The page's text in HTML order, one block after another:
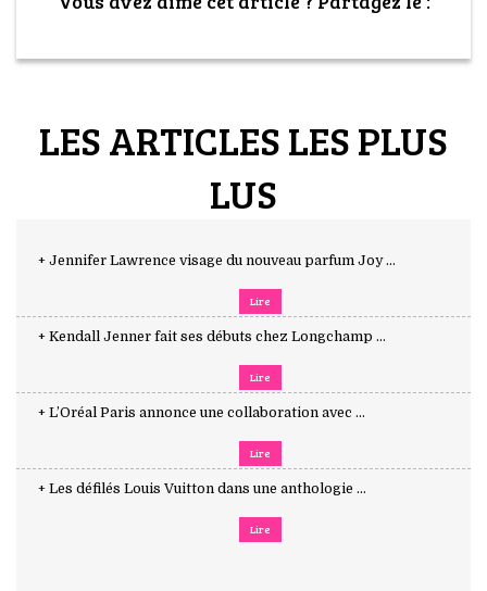
LES ARTICLES LES PLUS
LUS
+ Jennifer Lawrence visage du nouveau parfum Joy ...
Lire
+ Kendall Jenner fait ses débuts chez Longchamp ...
Lire
+ L’Oréal Paris annonce une collaboration avec ...
Lire
+ Les défilés Louis Vuitton dans une anthologie ...
Lire